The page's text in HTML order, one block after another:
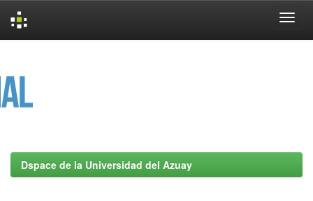
Dspace de la Universidad del Azuay